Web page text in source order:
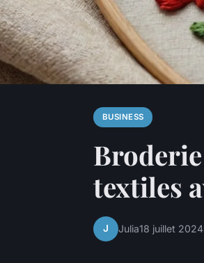
BUSINESS
textiles
J Julia18 juillet 2024